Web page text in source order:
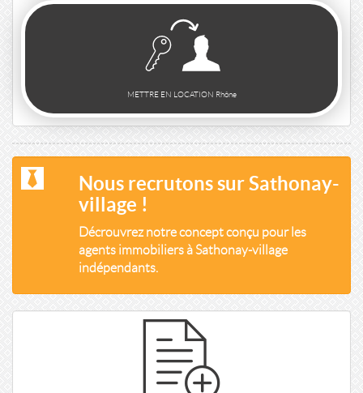
METTRE EN LOCATION Rhône
Nous recrutons sur Sathonay-
village !
Décrouvrez notre concept conçu pour les
agents immobiliers à Sathonay-village
indépendants.